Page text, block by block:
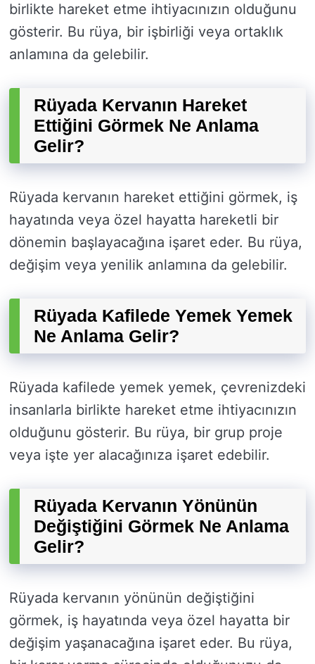
birlikte hareket etme ihtiyacınızın olduğunu
gösterir. Bu rüya, bir işbirliği veya ortaklık
anlamına da gelebilir.
Rüyada Kervanın Hareket
Ettiğini Görmek Ne Anlama
Gelir?
Rüyada kervanın hareket ettiğini görmek, iş
hayatında veya özel hayatta hareketli bir
dönemin başlayacağına işaret eder. Bu rüya,
değişim veya yenilik anlamına da gelebilir.
Rüyada Kafilede Yemek Yemek
Ne Anlama Gelir?
Rüyada kafilede yemek yemek, çevrenizdeki
insanlarla birlikte hareket etme ihtiyacınızın
olduğunu gösterir. Bu rüya, bir grup proje
veya işte yer alacağınıza işaret edebilir.
Rüyada Kervanın Yönünün
Değiştiğini Görmek Ne Anlama
Gelir?
Rüyada kervanın yönünün değiştiğini
görmek, iş hayatında veya özel hayatta bir
değişim yaşanacağına işaret eder. Bu rüya,